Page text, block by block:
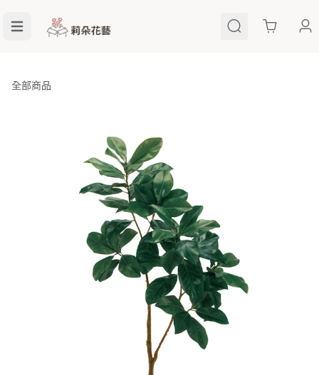
Cart
全部商品